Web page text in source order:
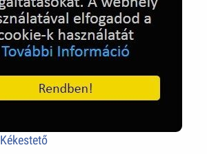
Sándorfalva, Nádastó
Kékestető